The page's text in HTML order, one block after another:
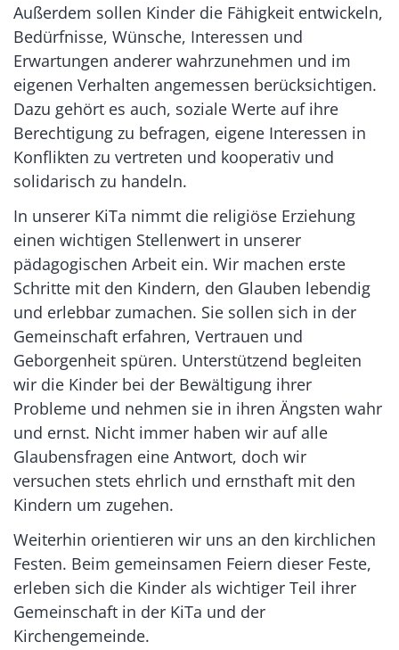
Außerdem sollen Kinder die Fähigkeit entwickeln,
Bedürfnisse, Wünsche, Interessen und
Erwartungen anderer wahrzunehmen und im
eigenen Verhalten angemessen berücksichtigen.
Dazu gehört es auch, soziale Werte auf ihre
Berechtigung zu befragen, eigene Interessen in
Konflikten zu vertreten und kooperativ und
solidarisch zu handeln.
In unserer KiTa nimmt die religiöse Erziehung
einen wichtigen Stellenwert in unserer
pädagogischen Arbeit ein. Wir machen erste
Schritte mit den Kindern, den Glauben lebendig
und erlebbar zumachen. Sie sollen sich in der
Gemeinschaft erfahren, Vertrauen und
Geborgenheit spüren. Unterstützend begleiten
wir die Kinder bei der Bewältigung ihrer
Probleme und nehmen sie in ihren Ängsten wahr
und ernst. Nicht immer haben wir auf alle
Glaubensfragen eine Antwort, doch wir
versuchen stets ehrlich und ernsthaft mit den
Kindern um zugehen.
Weiterhin orientieren wir uns an den kirchlichen
Festen. Beim gemeinsamen Feiern dieser Feste,
erleben sich die Kinder als wichtiger Teil ihrer
Gemeinschaft in der KiTa und der
Kirchengemeinde.